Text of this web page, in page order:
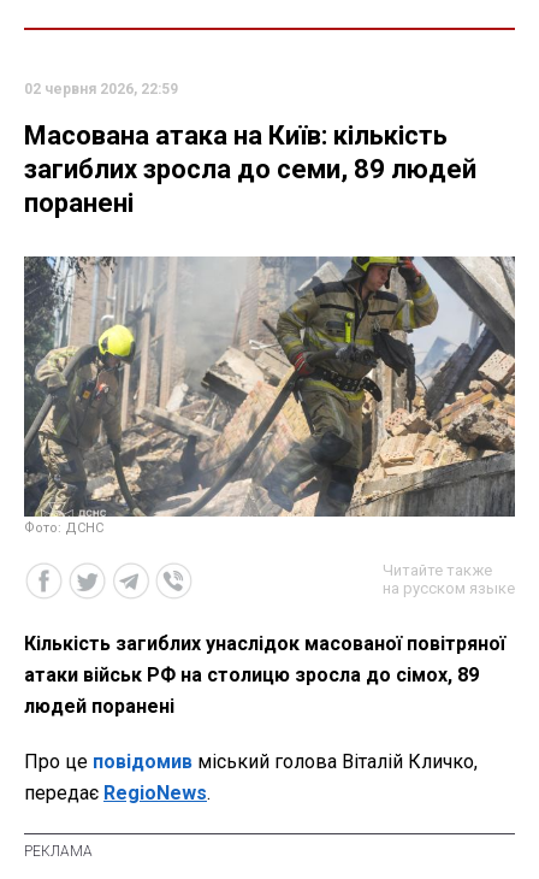
02 червня 2026, 22:59
Масована атака на Київ: кількість
загиблих зросла до семи, 89 людей
поранені
Фото: ДСНС
Читайте также
на русском языке
Кількість загиблих унаслідок масованої повітряної
атаки військ РФ на столицю зросла до сімох, 89
людей поранені
Про це повідомив міський голова Віталій Кличко,
передає RegioNews.